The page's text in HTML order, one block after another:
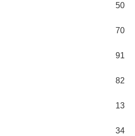
50
70
91
82
13
34